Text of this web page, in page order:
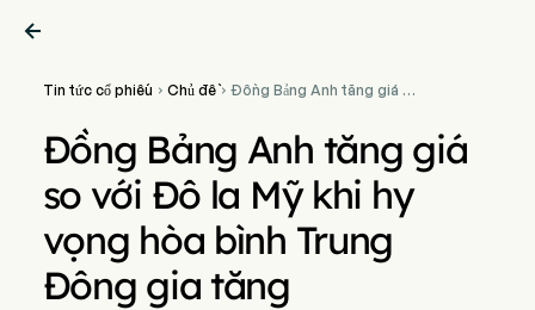

Tin tức cổ phiếu  Chủ đề Đồng Bảng Anh tăng giá so
Đồng Bảng Anh tăng giá
so với Đô la Mỹ khi hy
vọng hòa bình Trung
Đông gia tăng